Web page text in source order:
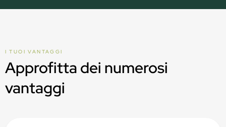
I TUOI VANTAGGI
Approfitta dei numerosi
vantaggi